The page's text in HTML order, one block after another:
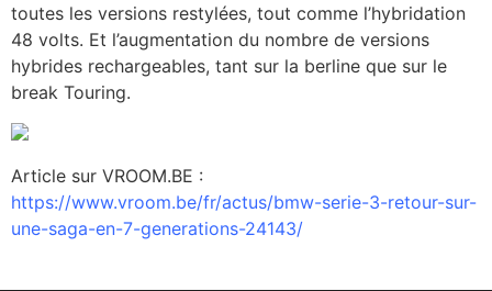
toutes les versions restylées, tout comme l’hybridation
48 volts. Et l’augmentation du nombre de versions
hybrides rechargeables, tant sur la berline que sur le
break Touring.
Article sur VROOM.BE :
https://www.vroom.be/fr/actus/bmw-serie-3-retour-sur-
une-saga-en-7-generations-24143/